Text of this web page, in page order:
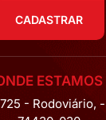
CADASTRAR
ESTAMOS
- Rodoviário,